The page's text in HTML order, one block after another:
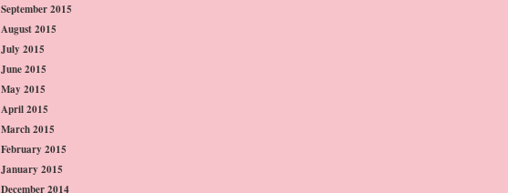
September 2015
August 2015
July 2015
June 2015
May 2015
April 2015
March 2015
February 2015
January 2015
December 2014